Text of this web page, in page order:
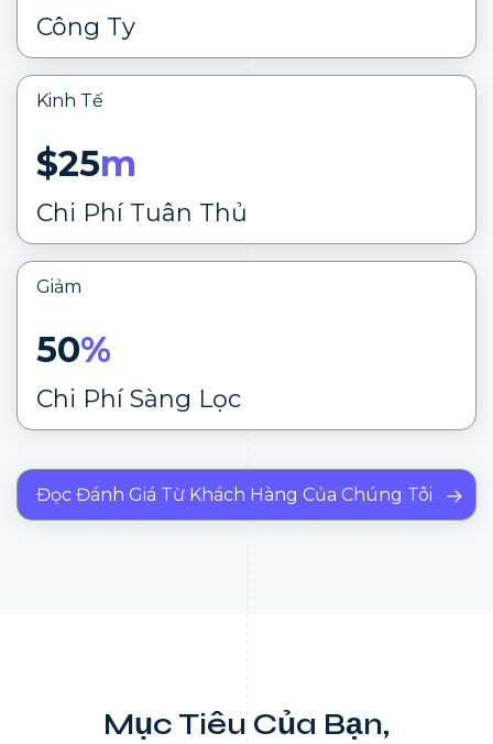
Công Ty
Kinh Tế
$25m
Chi Phí Tuân Thủ
Giảm
50%
Chi Phí Sàng Lọc
Đọc Đánh Giá Từ Khách Hàng Của Chúng Tôi
Mục Tiêu Của Bạn,